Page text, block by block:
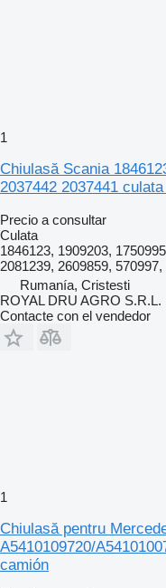
1
Chiulasă Scania
2037442 2037441
Precio a consultar
Culata
1846123, 1909203,
2081239, 2609859, 570997,
Rumanía, Cristesti
ROYAL DRU AGRO S.R.L.
Contacte con el vendedor
1
Chiulasă pentru
A5410109720/
camión